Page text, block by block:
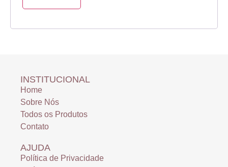
INSTITUCIONAL
Home
Sobre Nós
Todos os Produtos
Contato
AJUDA
Política de Privacidade